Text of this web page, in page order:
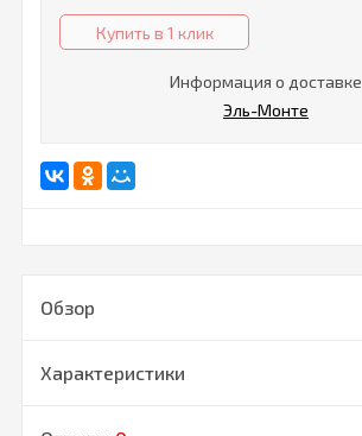
Купить в 1 клик
Информация о доставке
Эль-Монте
Обзор
Характеристики